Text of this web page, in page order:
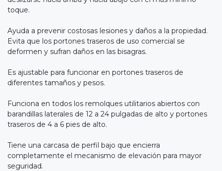
toque.
Ayuda a prevenir costosas lesiones y daños a la propiedad.
Evita que los portones traseros de uso comercial se
deformen y sufran daños en las bisagras.
Es ajustable para funcionar en portones traseros de
diferentes tamaños y pesos.
Funciona en todos los remolques utilitarios abiertos con
barandillas laterales de 12 a 24 pulgadas de alto y portones
traseros de 4 a 6 pies de alto.
Tiene una carcasa de perfil bajo que encierra
completamente el mecanismo de elevación para mayor
seguridad.